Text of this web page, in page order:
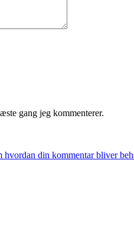
gang jeg kommenterer.
hvordan din kommentar bliver